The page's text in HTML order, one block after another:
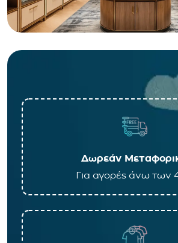
Δωρεάν
Για αγορές άνω των